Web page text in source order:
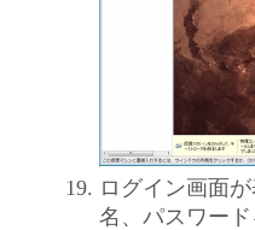
ログイン画面
名、パスワー